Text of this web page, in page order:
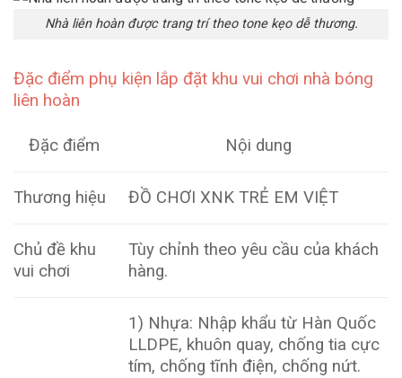
Nhà liên hoàn được trang trí theo tone kẹo dễ thương.
Đặc điểm phụ kiện lắp đặt khu vui chơi nhà bóng
liên hoàn
Đặc điểm Nội dung
Thương hiệu ĐỒ CHƠI XNK TRẺ EM VIỆT
Chủ đề khu
vui chơi
Tùy chỉnh theo yêu cầu của khách
hàng.
1) Nhựa: Nhập khẩu từ Hàn Quốc
LLDPE, khuôn quay, chống tia cực
tím, chống tĩnh điện, chống nứt.